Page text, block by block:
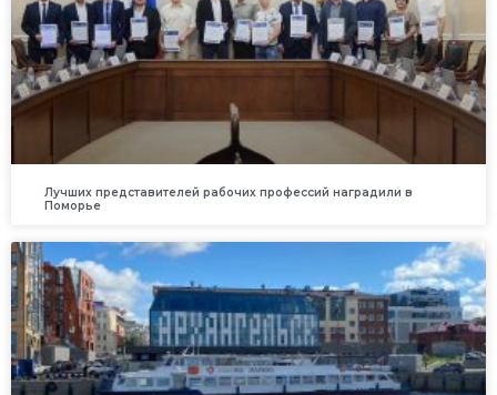
Лучших представителей рабочих профессий наградили в
Поморье